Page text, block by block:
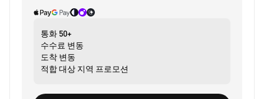
통화 50+
수수료 변동
도착 변동
적합 대상 지역 프로모션